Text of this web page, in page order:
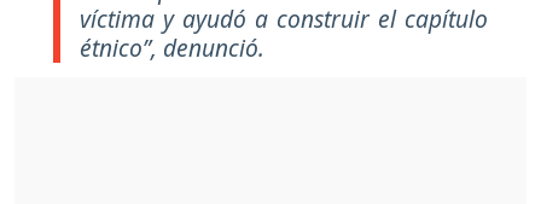
víctima y ayudó a construir el capítulo
étnico”, denunció.